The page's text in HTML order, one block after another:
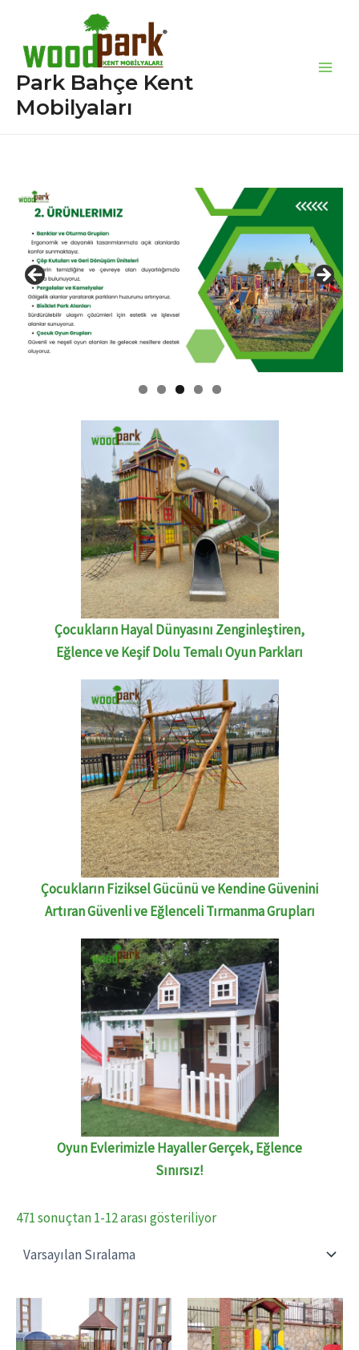
Park Bahçe Kent
Mobilyaları
Çocukların Hayal Dünyasını Zenginleştiren,
Eğlence ve Keşif Dolu Temalı Oyun Parkları
Çocukların Fiziksel Gücünü ve Kendine Güvenini
Artıran Güvenli ve Eğlenceli Tırmanma Grupları
Oyun Evlerimizle Hayaller Gerçek, Eğlence
Sınırsız!
471 sonuçtan 1-12 arası gösteriliyor